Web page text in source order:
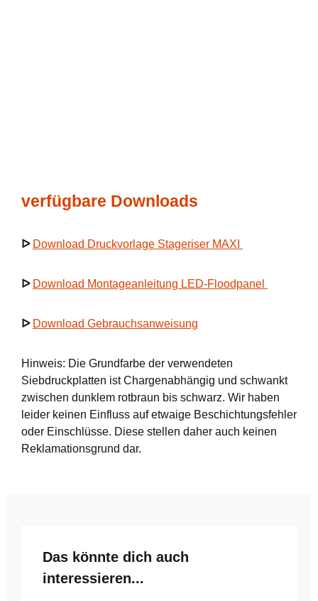
verfügbare Downloads
ᐅ Download Druckvorlage Stageriser MAXI
ᐅ Download Montageanleitung LED-Floodpanel
ᐅ Download Gebrauchsanweisung
Hinweis: Die Grundfarbe der verwendeten
Siebdruckplatten ist Chargenabhängig und schwankt
zwischen dunklem rotbraun bis schwarz. Wir haben
leider keinen Einfluss auf etwaige Beschichtungsfehler
oder Einschlüsse. Diese stellen daher auch keinen
Reklamationsgrund dar.
Produktgalerie überspringen
Das könnte dich auch
interessieren...